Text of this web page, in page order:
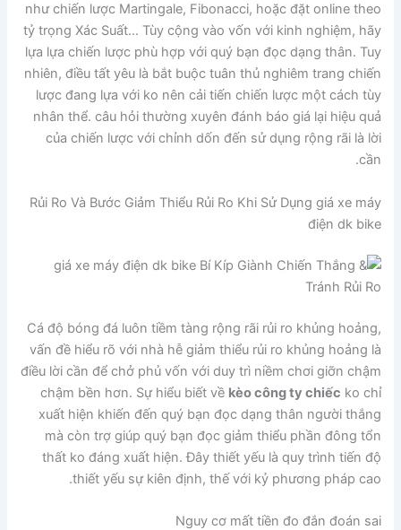
như chiến lược Martingale, Fibonacci, hoặc đặt online theo
tỷ trọng Xác Suất… Tùy cộng vào vốn với kinh nghiệm, hãy
lựa lựa chiến lược phù hợp với quý bạn đọc dạng thân. Tuy
nhiên, điều tất yêu là bắt buộc tuân thủ nghiêm trang chiến
lược đang lựa với ko nên cải tiến chiến lược một cách tùy
nhân thể. câu hỏi thường xuyên đánh báo giá lại hiệu quả
của chiến lược với chỉnh dốn đến sử dụng rộng rãi là lời
cần.
Rủi Ro Và Bước Giảm Thiểu Rủi Ro Khi Sử Dụng giá xe máy
điện dk bike
Cá độ bóng đá luôn tiềm tàng rộng rãi rủi ro khủng hoảng,
vấn đề hiểu rõ với nhà hễ giảm thiểu rủi ro khủng hoảng là
điều lời cần để chở phủ vốn với duy trì niềm chơi giỡn chậm
chậm bền hơn. Sự hiểu biết về kèo công ty chiếc ko chỉ
xuất hiện khiến đến quý bạn đọc dạng thân người thắng
mà còn trợ giúp quý bạn đọc giảm thiểu phần đông tổn
thất ko đáng xuất hiện. Đây thiết yếu là quy trình tiến độ
thiết yếu sự kiên định, thế với kỷ phương pháp cao.
Nguy cơ mất tiền đo đắn đoán sai